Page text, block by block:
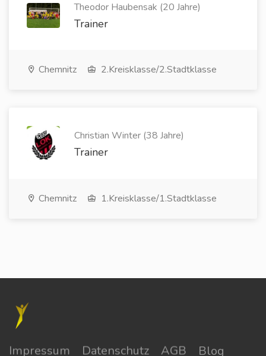
Theodor Haubensak (20 Jahre)
Trainer
Chemnitz 2.Kreisklasse/2.Stadtklasse
Christian Winter (38 Jahre)
Trainer
Chemnitz 1.Kreisklasse/1.Stadtklasse
Impressum Datenschutz AGB Blog